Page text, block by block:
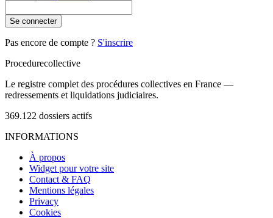
Se connecter
Pas encore de compte ? S'inscrire
Procedurecollective
Le registre complet des procédures collectives en France —
redressements et liquidations judiciaires.
369.122 dossiers actifs
INFORMATIONS
À propos
Widget pour votre site
Contact & FAQ
Mentions légales
Privacy
Cookies